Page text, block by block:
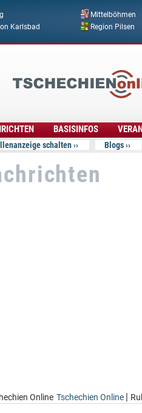
Mittelböhmen
Karlsbad
Region Pilsen
BASISINFOS
schalten Blogs
Tschechien Online |